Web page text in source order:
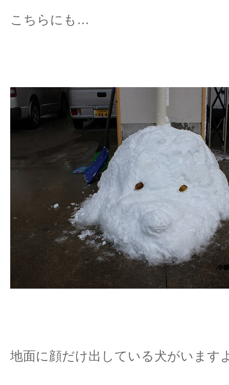
こちらにも…
地面に顔だけ出している犬がいます